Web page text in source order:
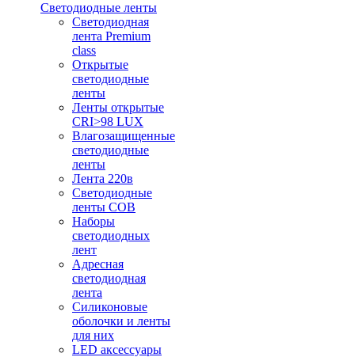
Светодиодные ленты
Светодиодная
лента Premium
class
Открытые
светодиодные
ленты
Ленты открытые
CRI>98 LUX
Влагозащищенные
светодиодные
ленты
Лента 220в
Светодиодные
ленты COB
Наборы
светодиодных
лент
Адресная
светодиодная
лента
Силиконовые
оболочки и ленты
для них
LED аксессуары